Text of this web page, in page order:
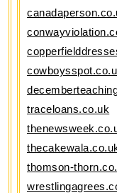
traceloans.co.uk
thomson-